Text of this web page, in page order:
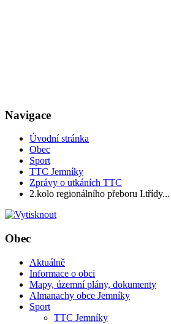
Navigace
Úvodní stránka
Obec
Sport
TTC Jemníky
Zprávy o utkáních TTC
2.kolo regionálního přeboru I.třídy...
Obec
Aktuálně
Informace o obci
Mapy, územní plány, dokumenty
Almanachy obce Jemníky
Sport
TTC Jemníky